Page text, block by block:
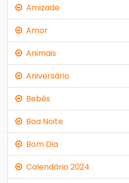
Amizade
Amor
Animais
Aniversário
Bebês
Boa Noite
Bom Dia
Calendário 2024